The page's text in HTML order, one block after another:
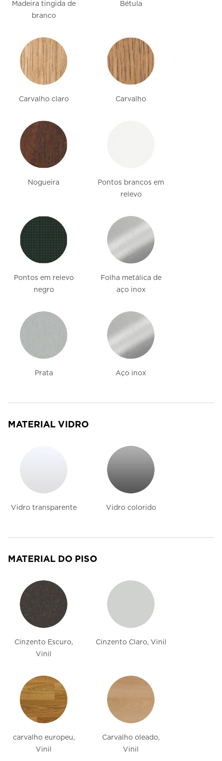
Madeira tingida de
branco
Bétula
Carvalho claro Carvalho
Nogueira
Pontos brancos em
relevo
Pontos em relevo
negro
Folha metálica de
aço inox
Prata Aço inox
MATERIAL VIDRO
Vidro transparente Vidro colorido
MATERIAL DO PISO
Cinzento Escuro,
Vinil
Cinzento Claro, Vinil
carvalho europeu,
Vinil
Carvalho oleado,
Vinil